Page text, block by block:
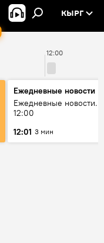
КЫРГ
12:00
Ежедневные новости
Ежедневные новости.
12:00
12:01 3 мин